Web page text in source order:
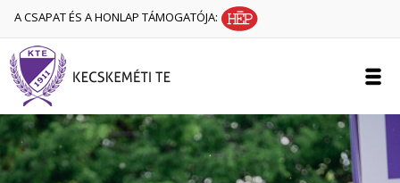
A CSAPAT ÉS A HONLAP TÁMOGATÓJA: